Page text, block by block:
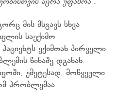
აცრა უფასოა“.
მის მსგავს სხვა
საექიმო
ექიმთან პირველი
წინაშე დგანან.
უმეტესად, მოწვეული
პრობლემაა